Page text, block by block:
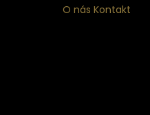
O nás Kontakt